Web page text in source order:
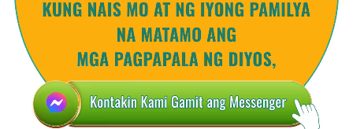
ESO/S. Brunier
Mustafa Güven
Openfootage.net
NASA/CXC/JPL-Caltech/STScI